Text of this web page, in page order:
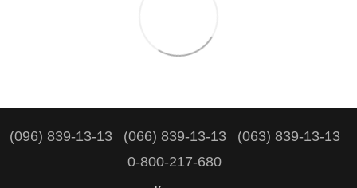
(096) 839-13-13 (066) 839-13-13
(063) 839-13-13
0-800-217-680